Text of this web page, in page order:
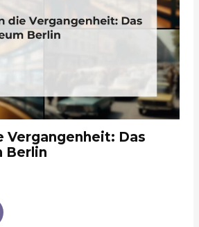
Vergangenheit: Das
Berlin